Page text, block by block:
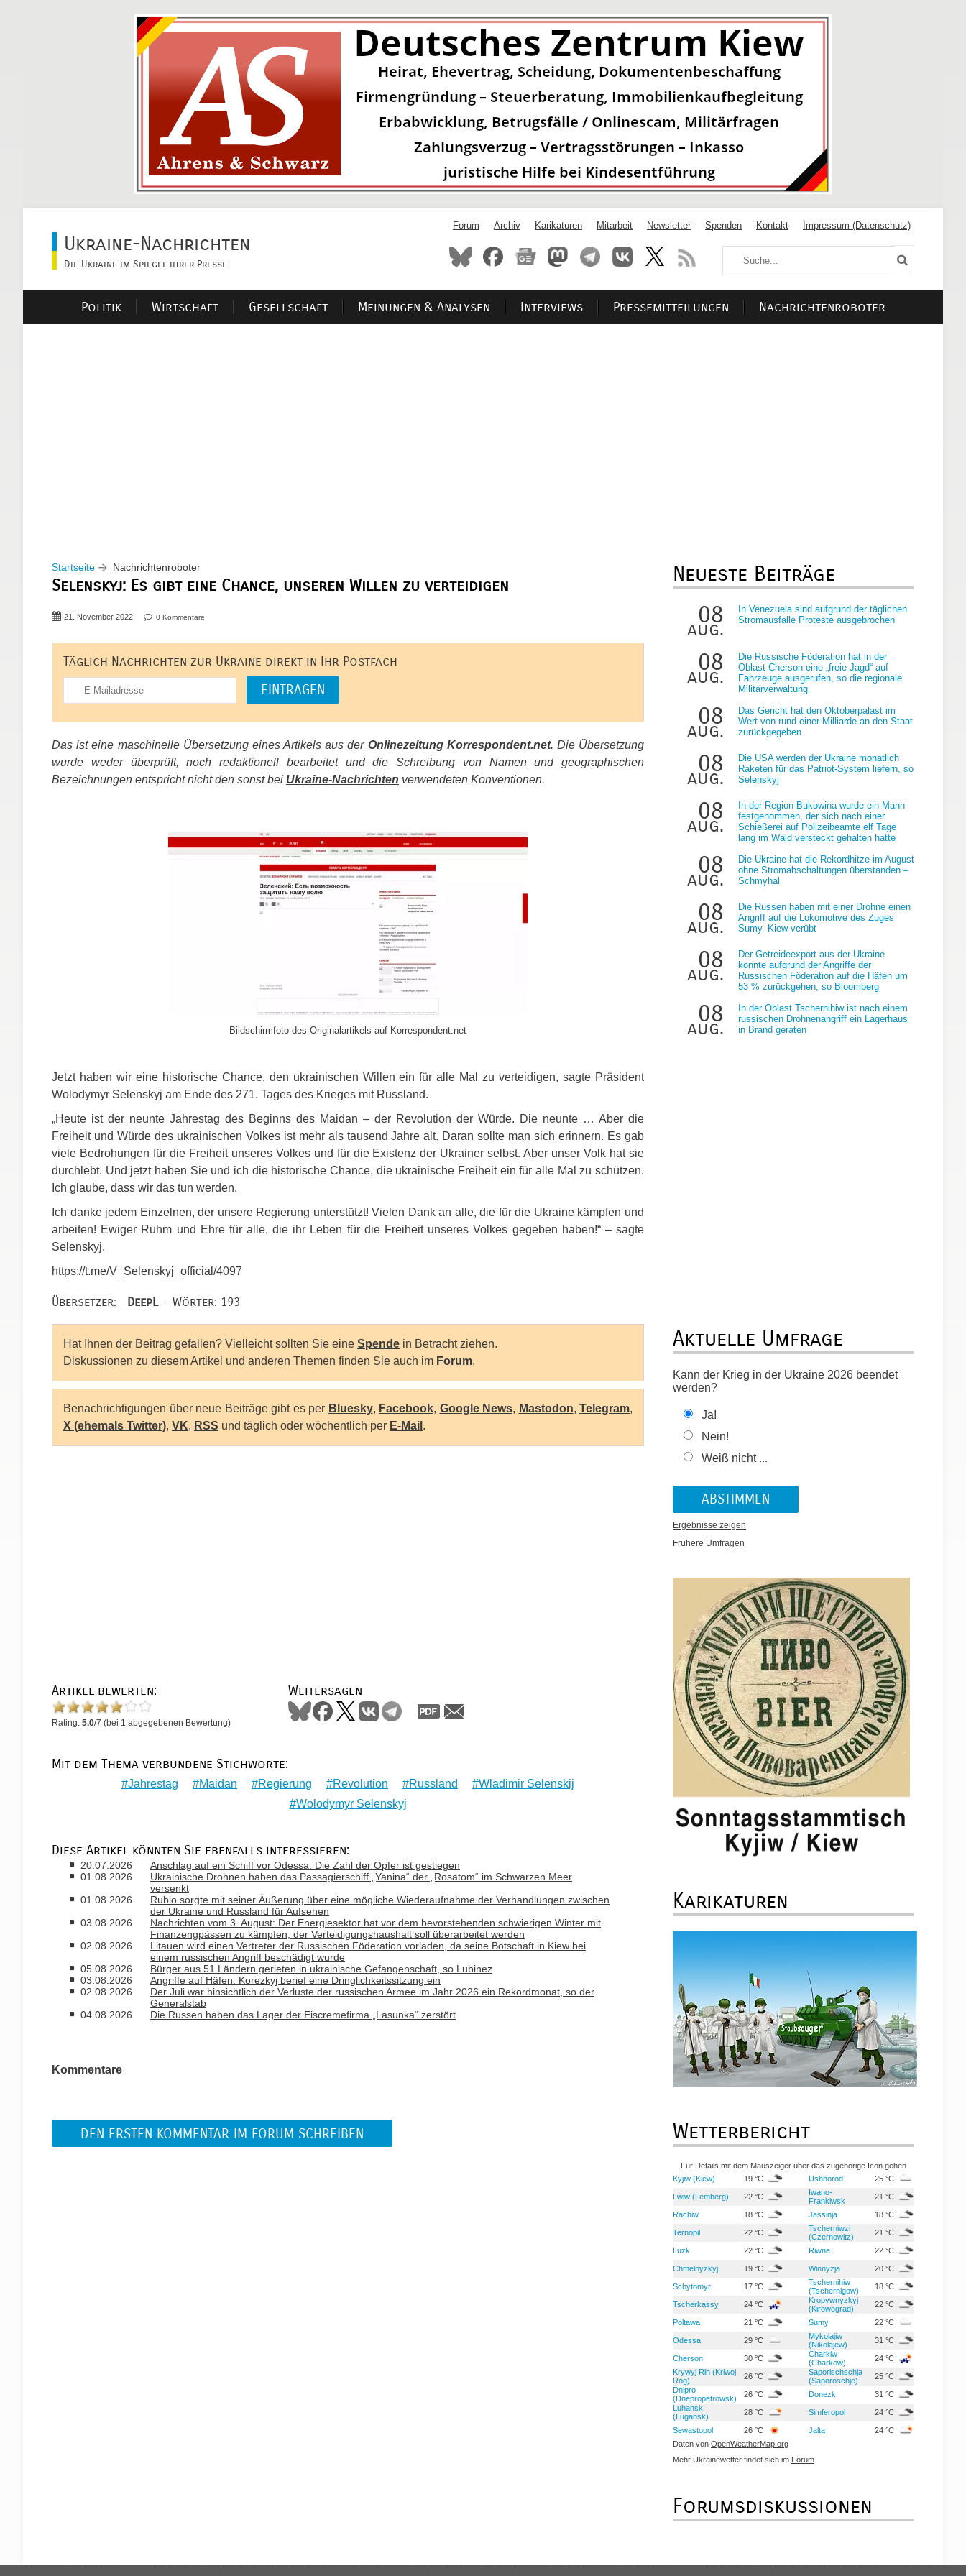
Ukraine-Nachrichten
Die Ukraine im Spiegel ihrer Presse
Forum Archiv Karikaturen Mitarbeit Newsletter Spenden Kontakt Impressum (Datenschutz)
Politik Wirtschaft Gesellschaft Meinungen & Analysen Interviews Pressemitteilungen Nachrichtenroboter
Startseite Nachrichtenroboter
Selenskyj: Es gibt eine Chance, unseren Willen zu verteidigen
21. November 2022 0 Kommentare
Täglich Nachrichten zur Ukraine direkt in Ihr Postfach
Das ist eine maschinelle Übersetzung eines Artikels aus der Onlinezeitung Korrespondent.net. Die Übersetzung
wurde weder überprüft, noch redaktionell bearbeitet und die Schreibung von Namen und geographischen
Bezeichnungen entspricht nicht den sonst bei Ukraine-Nachrichten verwendeten Konventionen.
Bildschirmfoto des Originalartikels auf Korrespondent.net
Jetzt haben wir eine historische Chance, den ukrainischen Willen ein für alle Mal zu verteidigen, sagte Präsident
Wolodymyr Selenskyj am Ende des 271. Tages des Krieges mit Russland.
„Heute ist der neunte Jahrestag des Beginns des Maidan – der Revolution der Würde. Die neunte … Aber die
Freiheit und Würde des ukrainischen Volkes ist mehr als tausend Jahre alt. Daran sollte man sich erinnern. Es gab
viele Bedrohungen für die Freiheit unseres Volkes und für die Existenz der Ukrainer selbst. Aber unser Volk hat sie
durchlebt. Und jetzt haben Sie und ich die historische Chance, die ukrainische Freiheit ein für alle Mal zu schützen.
Ich glaube, dass wir das tun werden.
Ich danke jedem Einzelnen, der unsere Regierung unterstützt! Vielen Dank an alle, die für die Ukraine kämpfen und
arbeiten! Ewiger Ruhm und Ehre für alle, die ihr Leben für die Freiheit unseres Volkes gegeben haben!“ – sagte
Selenskyj.
https://t.me/V_Selenskyj_official/4097
Übersetzer: DeepL— Wörter: 193
Hat Ihnen der Beitrag gefallen? Vielleicht sollten Sie eine Spende in Betracht ziehen.
Diskussionen zu diesem Artikel und anderen Themen finden Sie auch im Forum.
Benachrichtigungen über neue Beiträge gibt es per Bluesky, Facebook, Google News, Mastodon, Telegram,
X (ehemals Twitter), VK, RSS und täglich oder wöchentlich per E-Mail .
Artikel bewerten:
Rating: 5.0/7 (bei 1 abgegebenen Bewertung)
Weitersagen
Mit dem Thema verbundene Stichworte:
Jahrestag Maidan Regierung Revolution Russland
Wladimir Selenskij
Wolodymyr Selenskyj
Diese Artikel könnten Sie ebenfalls interessieren:
20.07.2026
Anschlag auf ein Schiff vor Odessa: Die Zahl der Opfer ist gestiegen
01.08.2026
Ukrainische Drohnen haben das Passagierschiff „Yanina“ der „Rosatom“ im Schwarzen Meer
versenkt
01.08.2026
Rubio sorgte mit seiner Äußerung über eine mögliche Wiederaufnahme der Verhandlungen zwischen
der Ukraine und Russland für Aufsehen
03.08.2026
Nachrichten vom 3. August: Der Energiesektor hat vor dem bevorstehenden schwierigen Winter mit
Finanzengpässen zu kämpfen; der Verteidigungshaushalt soll überarbeitet werden
02.08.2026
Litauen wird einen Vertreter der Russischen Föderation vorladen, da seine Botschaft in Kiew bei
einem russischen Angriff beschädigt wurde
05.08.2026
Bürger aus 51 Ländern gerieten in ukrainische Gefangenschaft, so Lubinez
03.08.2026
Angriffe auf Häfen: Korezkyj berief eine Dringlichkeitssitzung ein
02.08.2026
Der Juli war hinsichtlich der Verluste der russischen Armee im Jahr 2026 ein Rekordmonat, so der
Generalstab
04.08.2026
Die Russen haben das Lager der Eiscremefirma „Lasunka“ zerstört
Kommentare
DEN ERSTEN KOMMENTAR IM FORUM SCHREIBEN
Neueste Beiträge
08
aug.
In Venezuela sind aufgrund der täglichen
Stromausfälle Proteste ausgebrochen
08
aug.
Die Russische Föderation hat in der
Oblast Cherson eine „freie Jagd“ auf
Fahrzeuge ausgerufen, so die regionale
Militärverwaltung
08
aug.
Das Gericht hat den Oktoberpalast im
Wert von rund einer Milliarde an den Staat
zurückgegeben
08
aug.
Die USA werden der Ukraine monatlich
Raketen für das Patriot-System liefern, so
Selenskyj
08
aug.
In der Region Bukowina wurde ein Mann
festgenommen, der sich nach einer
Schießerei auf Polizeibeamte elf Tage
lang im Wald versteckt gehalten hatte
08
aug.
Die Ukraine hat die Rekordhitze im August
ohne Stromabschaltungen überstanden –
Schmyhal
08
aug.
Die Russen haben mit einer Drohne einen
Angriff auf die Lokomotive des Zuges
Sumy–Kiew verübt
08
aug.
Der Getreideexport aus der Ukraine
könnte aufgrund der Angriffe der
Russischen Föderation auf die Häfen um
53 % zurückgehen, so Bloomberg
08
aug.
In der Oblast Tschernihiw ist nach einem
russischen Drohnenangriff ein Lagerhaus
in Brand geraten
Aktuelle Umfrage
Kann der Krieg in der Ukraine 2026 beendet
werden?
Ja!
Nein!
Weiß nicht ...
Ergebnisse zeigen
Frühere Umfragen
Karikaturen
Wetterbericht
Für Details mit dem Mauszeiger über das zugehörige Icon gehen
Kyjiw (Kiew)
19 °C Ushhorod 25 °C
Lwiw (Lemberg) 22 °C
Iwano-
Frankiwsk
21 °C
Rachiw 18 °C Jassinja 18 °C
Ternopil 22 °C
Tscherniwzi
(Czernowitz)
21 °C
Luzk 22 °C Riwne 22 °C
Chmelnyzkyj 19 °C Winnyzja 20 °C
Schytomyr 17 °C
Tschernihiw
(Tschernigow)
18 °C
Tscherkassy 24 °C
Kropywnyzkyj
(Kirowograd)
22 °C
Poltawa 21 °C Sumy 22 °C
Odessa 29 °C
Mykolajiw
(Nikolajew)
31 °C
Cherson 30 °C
Charkiw
(Charkow)
24 °C
Krywyj Rih (Kriwoj
Rog)
26 °C
Saporischschja
(Saporoschje)
25 °C
Dnipro
(Dnepropetrowsk)
26 °C Donezk
31 °C
Luhansk
(Lugansk)
28 °C Simferopol 24 °C
Sewastopol 26 °C Jalta
24 °C
Daten von OpenWeatherMap.org
Mehr Ukrainewetter findet sich im Forum
Forumsdiskussionen